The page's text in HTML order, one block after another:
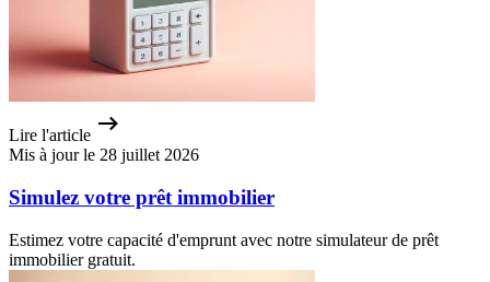
Lire l'article
Mis à jour le 28 juillet 2026
Simulez votre prêt immobilier
Estimez votre capacité d'emprunt avec notre simulateur de prêt
immobilier gratuit.